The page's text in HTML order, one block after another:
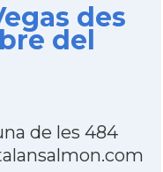
des
del
de les 484